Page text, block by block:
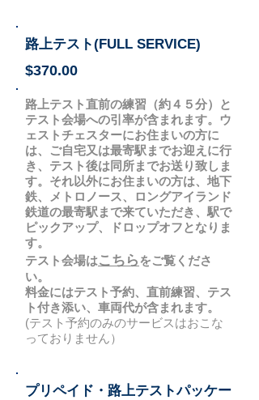
路上テスト(FULL SERVICE)
$370.00
路上テスト直前の練習（約４５分）と
テスト会場への引率が含まれます。ウ
ェストチェスターにお住まいの方に
は、ご自宅又は最寄駅までお迎えに行
き、テスト後は同所までお送り致しま
す。それ以外にお住まいの方は、地下
鉄、メトロノース、ロングアイランド
鉄道の最寄駅まで来ていただき、駅で
ピックアップ、ドロップオフとなりま
す。
テスト会場はこちらをご覧くださ
い。
料金にはテスト予約、直前練習、テス
ト付き添い、車両代が含まれます。
(テスト予約のみのサービスはおこな
っておりません）
プリペイド・路上テストパッケー